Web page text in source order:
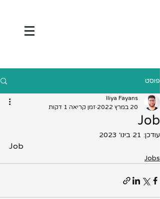
פוסט
Job
Iliya Fayans
20 במרץ 2022
זמן קריאה 1 דקות
עודכן: 21 בינו׳ 2023
Job
Jobs